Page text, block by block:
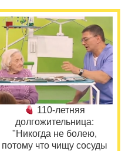
110-летняя
долгожительница:
"Никогда не болею,
потому что чищу сосуды